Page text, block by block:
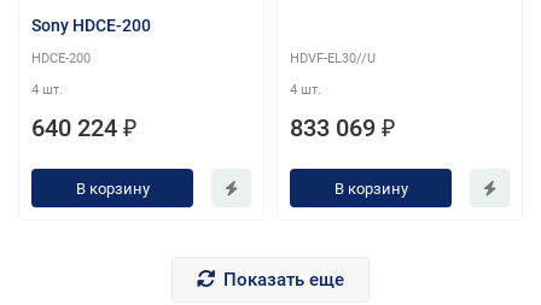
Sony HDCE-200
HDCE-200
4 шт.
640 224 ₽
В корзину
HDVF-EL30//U
4 шт.
833 069 ₽
В корзину
Показать еще